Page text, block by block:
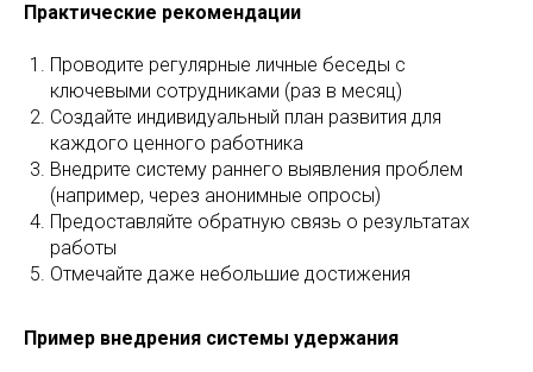
Практические рекомендации
Проводите регулярные личные беседы с
ключевыми сотрудниками (раз в месяц)
Создайте индивидуальный план развития для
каждого ценного работника
Внедрите систему раннего выявления проблем
(например, через анонимные опросы)
Предоставляйте обратную связь о результатах
работы
Отмечайте даже небольшие достижения
Пример внедрения системы удержания